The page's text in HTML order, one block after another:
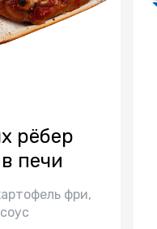
рёбер
печи
фри,